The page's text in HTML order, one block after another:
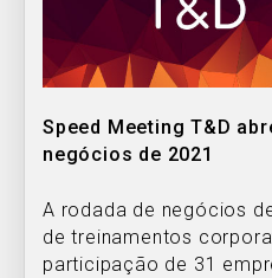
Speed Meeting T&D
negócios de 2021
A rodada de negócios
de treinamentos
participação de 31